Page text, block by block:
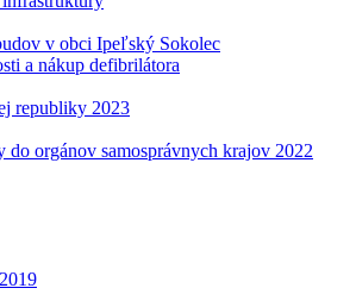
v obci Ipeľský Sokolec
a nákup defibrilátora
republiky 2023
orgánov samosprávnych krajov 2022